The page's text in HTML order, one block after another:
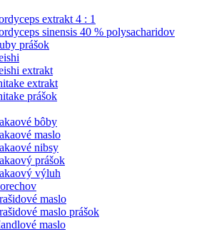
extrakt 4 : 1
sinensis 40 % polysacharidov
prášok
extrakt
extrakt
prášok
bôby
maslo
nibsy
prášok
výluh
maslo
maslo prášok
maslo